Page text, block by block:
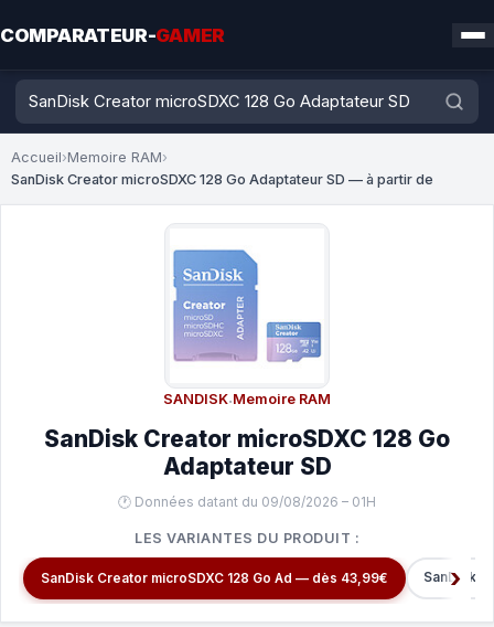
COMPARATEUR-GAMER
Accueil›Memoire RAM›
SanDisk Creator microSDXC 128 Go Adaptateur SD — à partir de
SANDISK·Memoire RAM
SanDisk Creator microSDXC 128 Go
Adaptateur SD
🕐 Données datant du 09/08/2026 – 01H
LES VARIANTES DU PRODUIT :
SanDisk Creator microSDXC 128 Go Ad — dès 43,99€ SanDisk